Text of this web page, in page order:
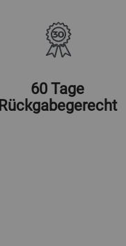
60 Tage
Rückgabegerecht